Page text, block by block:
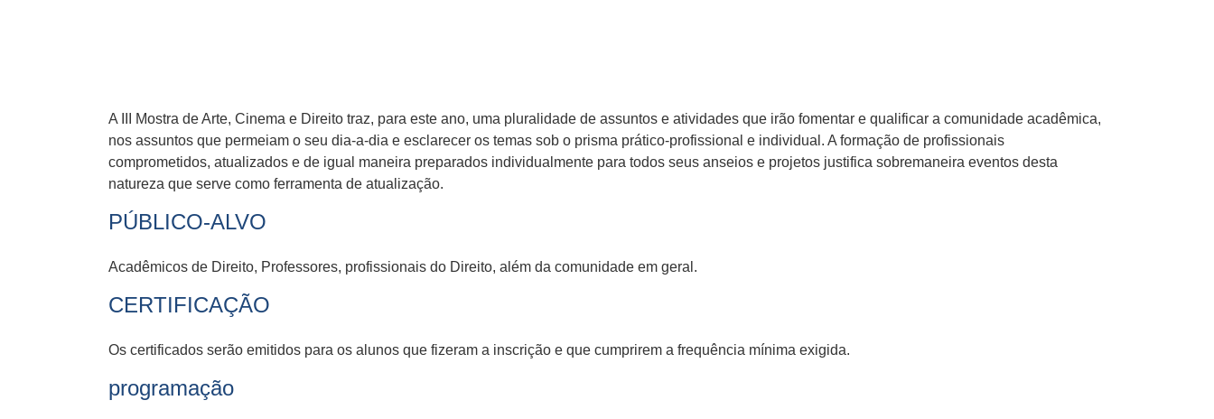
A III Mostra de Arte, Cinema e Direito traz, para este ano, uma pluralidade de assuntos e atividades que irão fomentar e qualificar a comunidade acadêmica,
nos assuntos que permeiam o seu dia-a-dia e esclarecer os temas sob o prisma prático-profissional e individual. A formação de profissionais
comprometidos, atualizados e de igual maneira preparados individualmente para todos seus anseios e projetos justifica sobremaneira eventos desta
natureza que serve como ferramenta de atualização.
PÚBLICO-ALVO
Acadêmicos de Direito, Professores, profissionais do Direito, além da comunidade em geral.
CERTIFICAÇÃO
Os certificados serão emitidos para os alunos que fizeram a inscrição e que cumprirem a frequência mínima exigida.
programação